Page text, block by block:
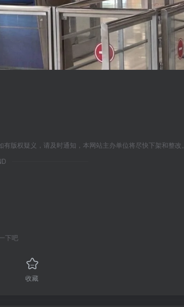
版权疑义，请及时通知，本网站主办单位将尽快下架和整改。
下吧
收藏